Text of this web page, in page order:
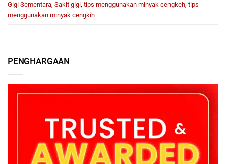
PENGHARGAAN
Gigi Sementara, Sakit gigi, tips menggunakan minyak cengkeh, tips
menggunakan minyak cengkih